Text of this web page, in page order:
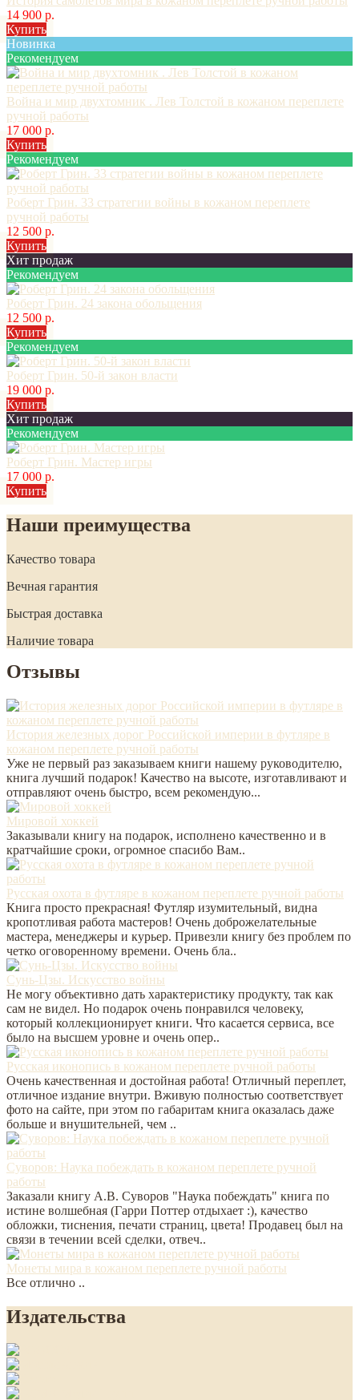
14 900 р.
Купить
Новинка
Рекомендуем
Война и мир двухтомник . Лев Толстой в кожаном переплете
ручной работы
17 000 р.
Купить
Рекомендуем
Роберт Грин. 33 стратегии войны в кожаном переплете
ручной работы
12 500 р.
Купить
Хит продаж
Рекомендуем
Роберт Грин. 24 закона обольщения
12 500 р.
Купить
Рекомендуем
Роберт Грин. 50-й закон власти
19 000 р.
Купить
Хит продаж
Рекомендуем
Роберт Грин. Мастер игры
17 000 р.
Купить
Наши преимущества
Качество товара
Вечная гарантия
Быстрая доставка
Наличие товара
Отзывы
История железных дорог Российской империи в футляре в
кожаном переплете ручной работы
Уже не первый раз заказываем книги нашему руководителю,
книга лучший подарок! Качество на высоте, изготавливают и
отправляют очень быстро, всем рекомендую...
Мировой хоккей
Заказывали книгу на подарок, исполнено качественно и в
кратчайшие сроки, огромное спасибо Вам..
Русская охота в футляре в кожаном переплете ручной работы
Книга просто прекрасная! Футляр изумительный, видна
кропотливая работа мастеров! Очень доброжелательные
мастера, менеджеры и курьер. Привезли книгу без проблем по
четко оговоренному времени. Очень бла..
Сунь-Цзы. Искусство войны
Не могу объективно дать характеристику продукту, так как
сам не видел. Но подарок очень понравился человеку,
который коллекционирует книги. Что касается сервиса, все
было на высшем уровне и очень опер..
Русская иконопись в кожаном переплете ручной работы
Очень качественная и достойная работа! Отличный переплет,
отличное издание внутри. Вживую полностью соответствует
фото на сайте, при этом по габаритам книга оказалась даже
больше и внушительней, чем ..
Суворов: Наука побеждать в кожаном переплете ручной
работы
Заказали книгу А.В. Суворов "Наука побеждать" книга по
истине волшебная (Гарри Поттер отдыхает :), качество
обложки, тиснения, печати страниц, цвета! Продавец был на
связи в течении всей сделки, отвеч..
Монеты мира в кожаном переплете ручной работы
Все отлично ..
Издательства